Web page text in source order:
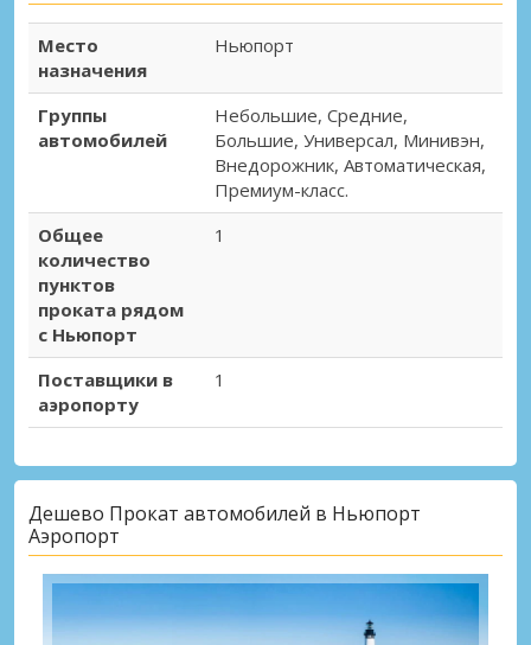
Место
назначения
Ньюпорт
Группы
автомобилей
Небольшие, Средние,
Большие, Универсал, Минивэн,
Внедорожник, Автоматическая,
Премиум-класс.
Общее
количество
пунктов
проката рядом
с Ньюпорт
1
Поставщики в
аэропорту
1
Дешево Прокат автомобилей в Ньюпорт
Аэропорт